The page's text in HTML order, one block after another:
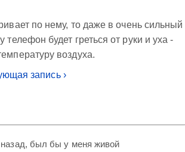
по нему, то даже в очень сильный
будет греться от руки и уха -
воздуха.
запись ›
был бы у меня живой